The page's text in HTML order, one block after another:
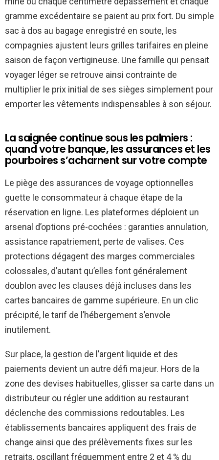
gramme excédentaire se paient au prix fort. Du simple
sac à dos au bagage enregistré en soute, les
compagnies ajustent leurs grilles tarifaires en pleine
saison de façon vertigineuse. Une famille qui pensait
voyager léger se retrouve ainsi contrainte de
multiplier le prix initial de ses sièges simplement pour
emporter les vêtements indispensables à son séjour.
La saignée continue sous les palmiers :
quand votre banque, les assurances et les
pourboires s’acharnent sur votre compte
Le piège des assurances de voyage optionnelles
guette le consommateur à chaque étape de la
réservation en ligne. Les plateformes déploient un
arsenal d’options pré-cochées : garanties annulation,
assistance rapatriement, perte de valises. Ces
protections dégagent des marges commerciales
colossales, d’autant qu’elles font généralement
doublon avec les clauses déjà incluses dans les
cartes bancaires de gamme supérieure. En un clic
précipité, le tarif de l’hébergement s’envole
inutilement.
Sur place, la gestion de l’argent liquide et des
paiements devient un autre défi majeur. Hors de la
zone des devises habituelles, glisser sa carte dans un
distributeur ou régler une addition au restaurant
déclenche des commissions redoutables. Les
établissements bancaires appliquent des frais de
change ainsi que des prélèvements fixes sur les
retraits, oscillant fréquemment entre 2 et 4 % du